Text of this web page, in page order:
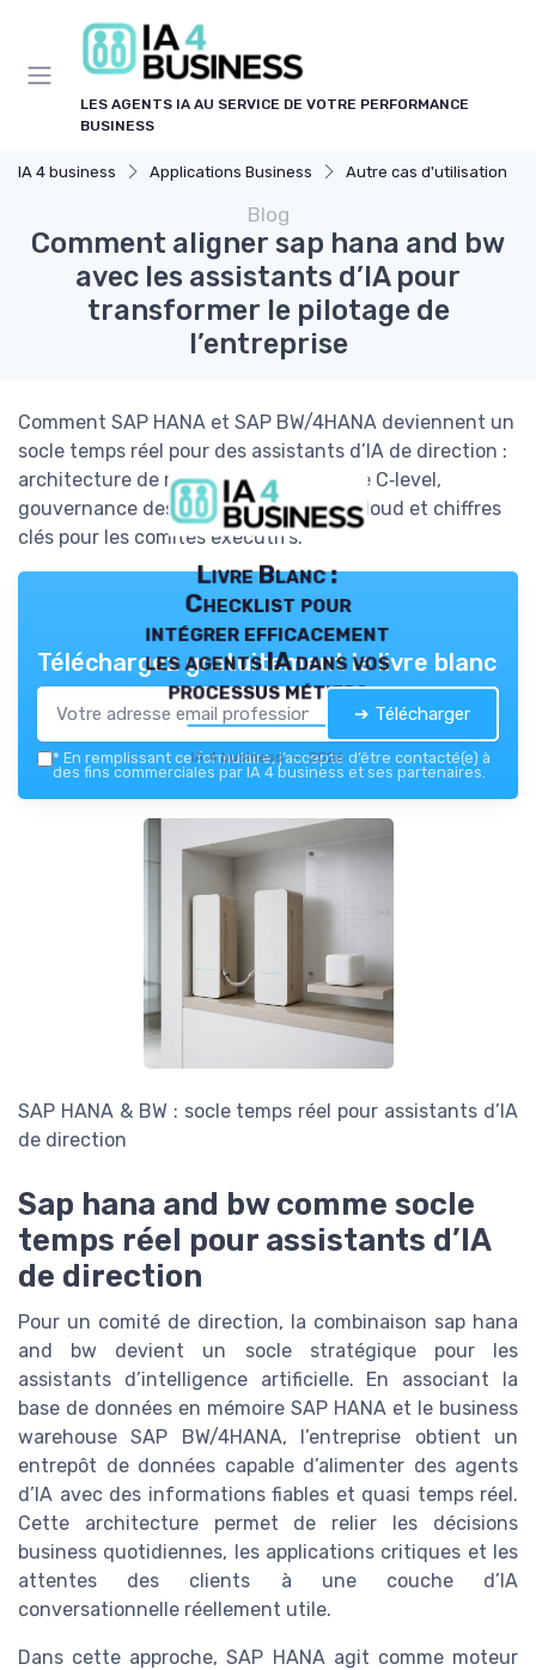
LES AGENTS IA AU SERVICE DE VOTRE PERFORMANCE
BUSINESS
IA 4 business Applications Business Autre cas d'utilisation
Blog
Comment aligner sap hana and bw
avec les assistants d’IA pour
transformer le pilotage de
l’entreprise
Comment SAP HANA et SAP BW/4HANA deviennent un
socle temps réel pour des assistants d’IA de direction :
architecture de référence, cas d’usage C‑level,
gouvernance des données, stratégie cloud et chiffres
clés pour les comités exécutifs.
Livre Blanc :
Checklist pour
intégrer efficacement
les agents IA dans vos
processus métiers
IA 4 business — 2026
Téléchargez gratuitement le livre blanc
➔ Télécharger
* En remplissant ce formulaire, j’accepte d’être contacté(e) à
des fins commerciales par IA 4 business et ses partenaires.
SAP HANA & BW : socle temps réel pour assistants d’IA
de direction
Sap hana and bw comme socle
temps réel pour assistants d’IA
de direction
Pour un comité de direction, la combinaison sap hana
and bw devient un socle stratégique pour les
assistants d’intelligence artificielle. En associant la
base de données en mémoire SAP HANA et le business
warehouse SAP BW/4HANA, l’entreprise obtient un
entrepôt de données capable d’alimenter des agents
d’IA avec des informations fiables et quasi temps réel.
Cette architecture permet de relier les décisions
business quotidiennes, les applications critiques et les
attentes des clients à une couche d’IA
conversationnelle réellement utile.
Dans cette approche, SAP HANA agit comme moteur